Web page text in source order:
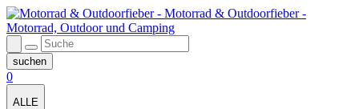
0
ALLE